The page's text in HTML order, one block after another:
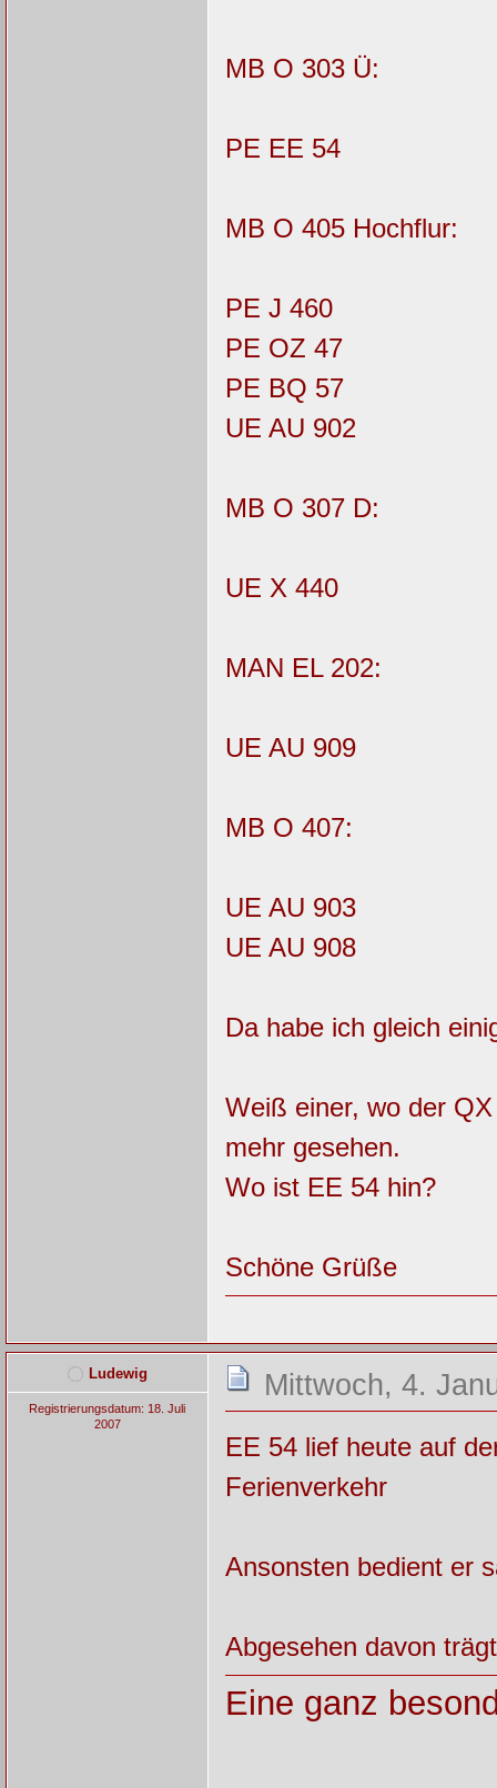
MB O 303 Ü:
PE EE 54
MB O 405 Hochflur:
PE J 460
PE OZ 47
PE BQ 57
UE AU 902
MB O 307 D:
UE X 440
MAN EL 202:
UE AU 909
MB O 407:
UE AU 903
UE AU 908
Da habe ich gleich
Weiß einer, wo der
mehr gesehen.
Wo ist EE 54 hin?
Schöne Grüße
Ludewig
Registrierungsdatum: 18. Juli
2007
Mittwoch, 4.
EE 54 lief heute auf
Ferienverkehr
Ansonsten bedient er
Abgesehen davon
Eine ganz